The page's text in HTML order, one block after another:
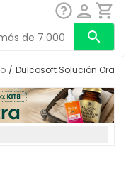
/ Dulcosoft Solución Oral